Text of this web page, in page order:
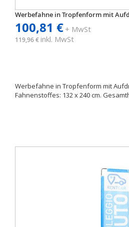
Werbefahne in Tropfenform mit
100,81 €+ MwSt
119,96 € inkl. MwSt
Werbefahne in Tropfenform mit
Fahnenstoffes: 132 x 240 cm.